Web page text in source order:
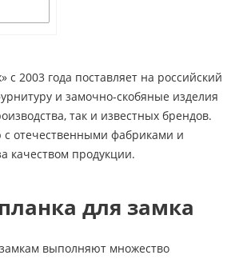
с 2003 года поставляет на российский
и замочно-скобяные изделия
так и известных брендов.
отечественными фабриками и
качеством продукции.
для замка
выполняют множество